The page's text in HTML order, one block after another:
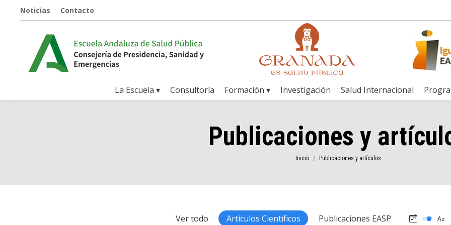
Noticias Contacto
La Escuela ▾ Consultoría Formación ▾ Investigación Salud Internacional
Publicaciones y
Estás aquí:
Inicio Publicaciones y artículos
Ver todo Artículos Científicos Publicaciones EASP